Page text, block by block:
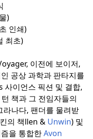
)
인쇄)
최초)
이전에 보이저,
공상 과학과 판타지를
이언스 픽션 및 결합,
책과 그 전임자들의
라나다, 팬더를 물려받
의 책llen & Unwin) 및
을 통합한Avon